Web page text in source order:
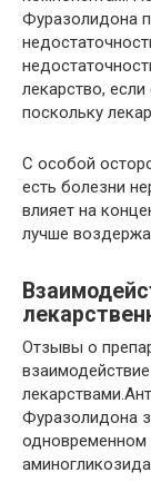
Фуразолидона
лекарство,
поскольку
С особой
есть болезни
влияет на
лучше
Отзывы о
Фуразолидона
одновременном